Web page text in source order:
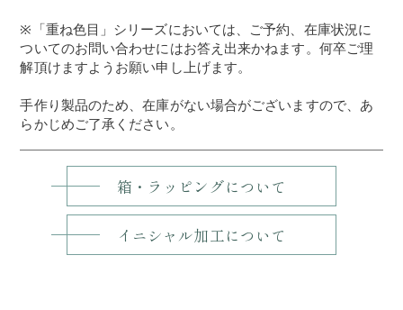
※「重ね色目」シリーズにおいては、ご予約、在庫状況に
ついてのお問い合わせにはお答え出来かねます。何卒ご理
解頂けますようお願い申し上げます。
手作り製品のため、在庫がない場合がございますので、あ
らかじめご了承ください。
箱・ラッピングについて
イニシャル加工について